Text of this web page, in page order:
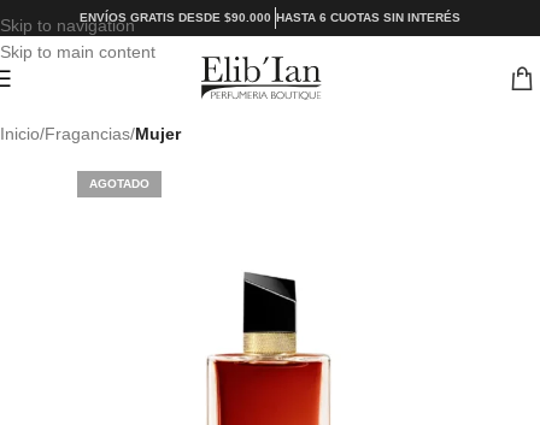
Skip to navigation
Skip to main content
ENVÍOS GRATIS DESDE $90.000 HASTA 6 CUOTAS SIN INTERÉS
Inicio Fragancias Mujer
AGOTADO